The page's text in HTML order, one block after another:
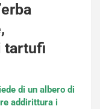
tartufi
di un albero di
addirittura i